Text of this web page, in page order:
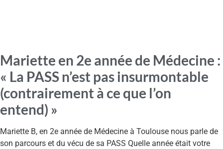
Mariette en 2e année de Médecine :
« La PASS n’est pas insurmontable
(contrairement à ce que l’on
entend) »
Mariette B, en 2e année de Médecine à Toulouse nous parle de
son parcours et du vécu de sa PASS Quelle année était votre